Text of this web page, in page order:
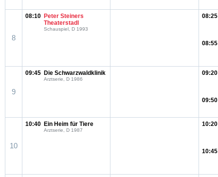
8
08:10 Peter Steiners
Theaterstadl
Schauspiel, D 1993
08:25
08:55
9
09:45 Die Schwarzwaldklinik
Arztserie, D 1986
09:20
09:50
10
10:40 Ein Heim für Tiere
Arztserie, D 1987
10:20
10:45